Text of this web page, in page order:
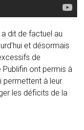
dit de factuel au
et désormais
de
Publifin ont permis à
permettent à leur
les déficits de la